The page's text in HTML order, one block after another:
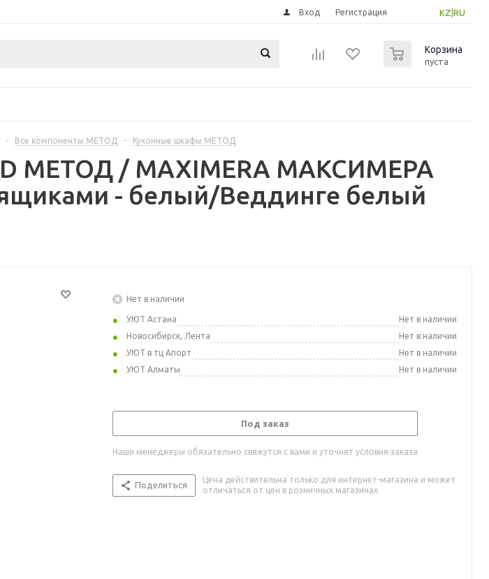
KZ RU
Вход Регистрация
Корзина
пуста
- Все компоненты МЕТОД - Кухонные шкафы МЕТОД
МЕТОД / MAXIMERA МАКСИМЕРА
- белый/Веддинге белый
Нет в наличии
УЮТ Астана
Нет в наличии
Новосибирск, Лента
Нет в наличии
УЮТ в тц Апорт
Нет в наличии
УЮТ Алматы
Нет в наличии
Под заказ
Наши менеджеры обязательно свяжутся с вами и уточнят условия заказа
Поделиться
Цена действительна только для интернет-магазина и может
отличаться от цен в розничных магазинах